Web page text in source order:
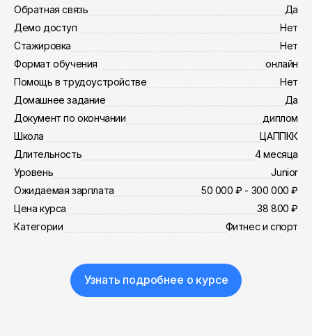
Обратная связь
Да
Демо доступ
Нет
Стажировка
Нет
Формат обучения
онлайн
Помощь в трудоустройстве
Нет
Домашнее задание
Да
Документ по окончании
диплом
Школа
ЦАППКК
Длительность
4 месяца
Уровень
Junior
Ожидаемая зарплата
50 000 ₽ - 300 000 ₽
Цена курса
38 800 ₽
Категории
Фитнес и спорт
Узнать подробнее о курсе